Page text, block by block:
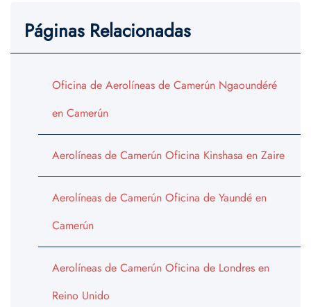
Páginas Relacionadas
Oficina de Aerolíneas de Camerún Ngaoundéré
en Camerún
Aerolíneas de Camerún Oficina Kinshasa en Zaire
Aerolíneas de Camerún Oficina de Yaundé en
Camerún
Aerolíneas de Camerún Oficina de Londres en
Reino Unido